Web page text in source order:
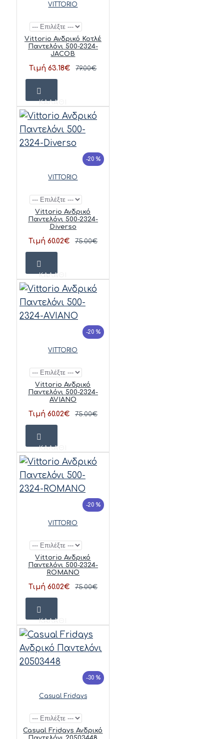
VITTORIO
Vittorio Ανδρικό Κοτλέ
Παντελόνι 500-2324-
JACOB
Τιμή 63.18€ 79.00€
ΚΑΛΆΘΙ
-20 %
VITTORIO
Vittorio Ανδρικό
Παντελόνι 500-2324-
Diverso
Τιμή 60.02€ 75.00€
ΚΑΛΆΘΙ
-20 %
VITTORIO
Vittorio Ανδρικό
Παντελόνι 500-2324-
AVIANO
Τιμή 60.02€ 75.00€
ΚΑΛΆΘΙ
-20 %
VITTORIO
Vittorio Ανδρικό
Παντελόνι 500-2324-
ROMANO
Τιμή 60.02€ 75.00€
ΚΑΛΆΘΙ
-30 %
Casual Fridays
Casual Fridays Ανδρικό